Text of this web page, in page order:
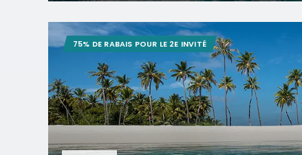
75% DE RABAIS POUR LE 2E INVITÉ